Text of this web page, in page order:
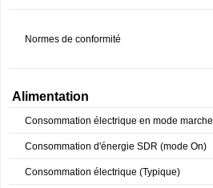
Normes de conformité
Alimentation
Consommation électrique en mode marche
Consommation d'énergie SDR (mode On)
Consommation électrique (Typique)